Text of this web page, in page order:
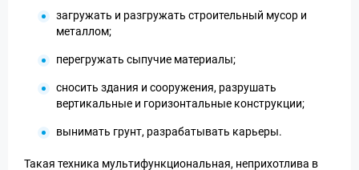
загружать и разгружать строительный мусор и
металлом;
перегружать сыпучие материалы;
сносить здания и сооружения, разрушать
вертикальные и горизонтальные конструкции;
вынимать грунт, разрабатывать карьеры.
Такая техника мультифункциональная, неприхотлива в